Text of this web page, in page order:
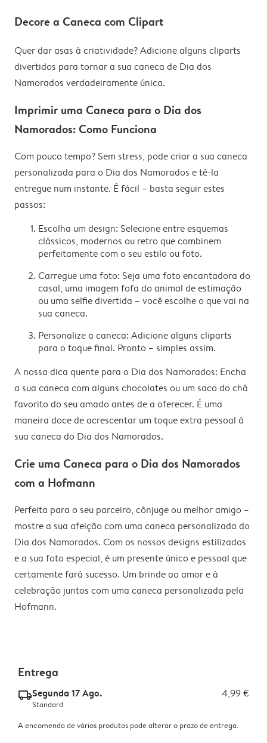
Decore a Caneca com Clipart
Quer dar asas à criatividade? Adicione alguns cliparts
divertidos para tornar a sua caneca de Dia dos
Namorados verdadeiramente única.
Imprimir uma Caneca para o Dia dos
Namorados: Como Funciona
Com pouco tempo? Sem stress, pode criar a sua caneca
personalizada para o Dia dos Namorados e tê-la
entregue num instante. É fácil – basta seguir estes
passos:
Escolha um design: Selecione entre esquemas
clássicos, modernos ou retro que combinem
perfeitamente com o seu estilo ou foto.
Carregue uma foto: Seja uma foto encantadora do
casal, uma imagem fofa do animal de estimação
ou uma selfie divertida – você escolhe o que vai na
sua caneca.
Personalize a caneca: Adicione alguns cliparts
para o toque final. Pronto – simples assim.
A nossa dica quente para o Dia dos Namorados: Encha
a sua caneca com alguns chocolates ou um saco do chá
favorito do seu amado antes de a oferecer. É uma
maneira doce de acrescentar um toque extra pessoal à
sua caneca do Dia dos Namorados.
Crie uma Caneca para o Dia dos Namorados
com a Hofmann
Perfeita para o seu parceiro, cônjuge ou melhor amigo –
mostre a sua afeição com uma caneca personalizada do
Dia dos Namorados. Com os nossos designs estilizados
e a sua foto especial, é um presente único e pessoal que
certamente fará sucesso. Um brinde ao amor e à
celebração juntos com uma caneca personalizada pela
Hofmann.
Entrega
delivery_standard_v2Segunda 17 Ago. 4,99 €
Standard
A encomenda de vários produtos pode alterar o prazo de entrega.